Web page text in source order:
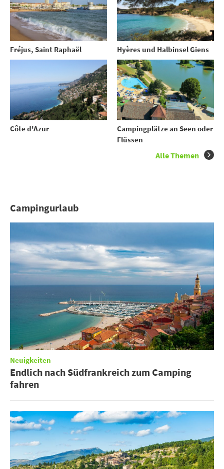
Fréjus, Saint Raphaël Hyères und Halbinsel Giens
Côte d'Azur
Campingplätze an Seen oder
Flüssen
Alle Themen
Campingurlaub
Neuigkeiten
Endlich nach Südfrankreich zum Camping
fahren